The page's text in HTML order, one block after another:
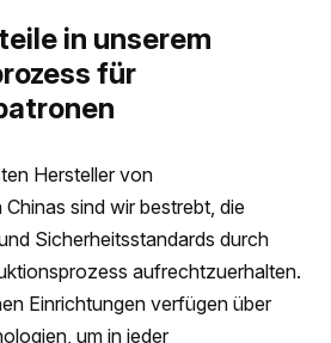
in unserem
für
Hersteller von
sind wir bestrebt, die
Sicherheitsstandards durch
aufrechtzuerhalten.
Einrichtungen verfügen über
um in jeder